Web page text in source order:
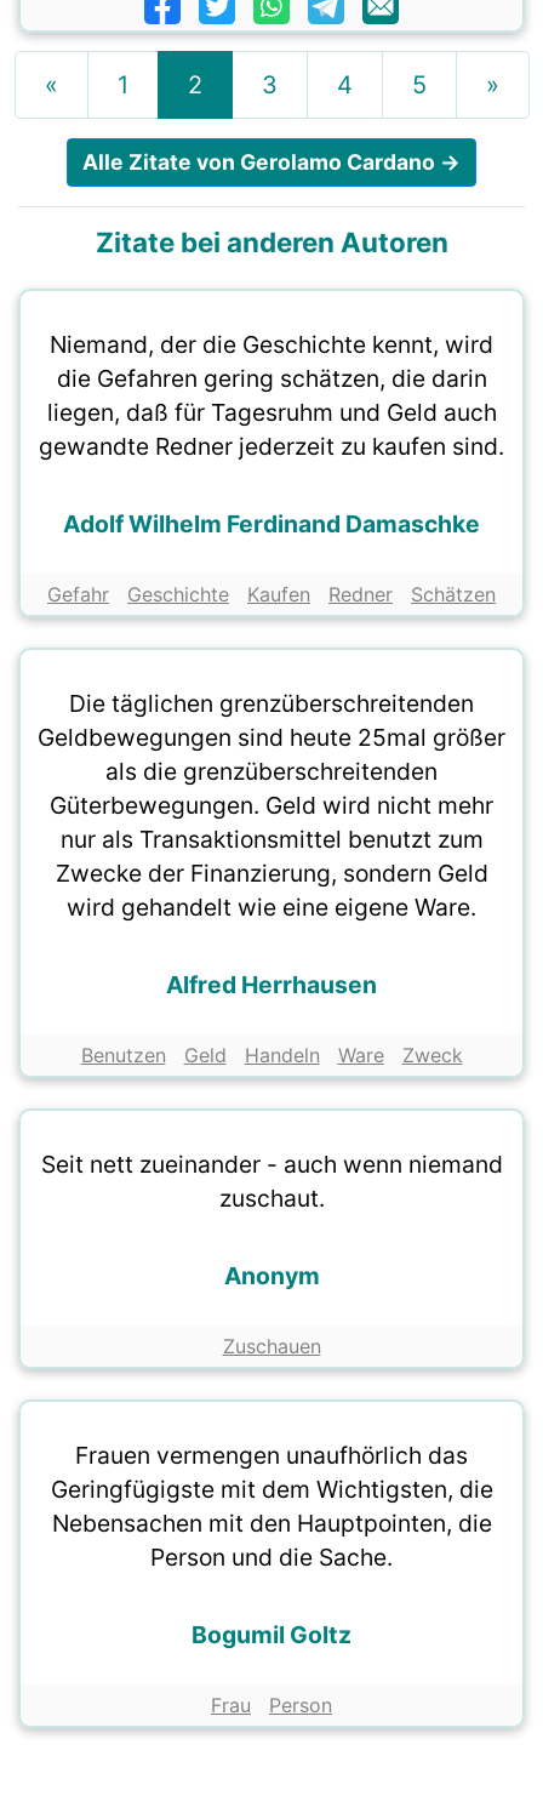
« 1 2 3 4 5 »
Alle Zitate von Gerolamo Cardano →
Zitate bei anderen Autoren
Niemand, der die Geschichte kennt, wird
die Gefahren gering schätzen, die darin
liegen, daß für Tagesruhm und Geld auch
gewandte Redner jederzeit zu kaufen sind.
Adolf Wilhelm Ferdinand Damaschke
Gefahr Geschichte Kaufen Redner Schätzen
Die täglichen grenzüberschreitenden
Geldbewegungen sind heute 25mal größer
als die grenzüberschreitenden
Güterbewegungen. Geld wird nicht mehr
nur als Transaktionsmittel benutzt zum
Zwecke der Finanzierung, sondern Geld
wird gehandelt wie eine eigene Ware.
Alfred Herrhausen
Benutzen Geld Handeln Ware Zweck
Seit nett zueinander - auch wenn niemand
zuschaut.
Anonym
Zuschauen
Frauen vermengen unaufhörlich das
Geringfügigste mit dem Wichtigsten, die
Nebensachen mit den Hauptpointen, die
Person und die Sache.
Bogumil Goltz
Frau Person